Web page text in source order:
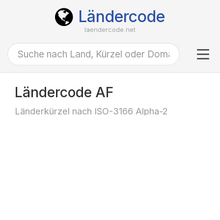
Ländercode
laendercode.net
Ländercode AF
Länderkürzel nach ISO-3166 Alpha-2